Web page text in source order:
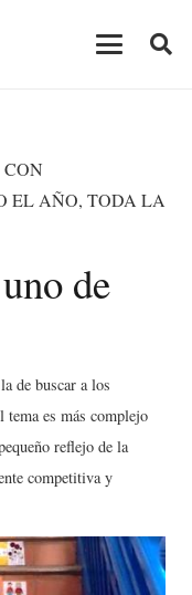
EL AÑO, TODA LA
de
de buscar a los
tema es más complejo
reflejo de la
competitiva y